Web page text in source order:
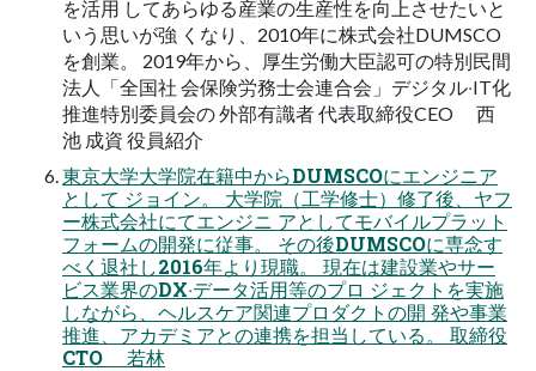
を活⽤ してあらゆる産業の⽣産性を向上させたいと
いう思いが強 くなり、2010年に株式会社DUMSCO
を創業。 2019年から、厚⽣労働⼤⾂認可の特別⺠間
法⼈「全国社 会保険労務⼠会連合会」デジタル‧IT化
推進特別委員会の 外部有識者 代表取締役CEO ⻄
池 成資 役員紹介
東京⼤学⼤学院在籍中からDUMSCOにエンジニア
として ジョイン。 ⼤学院（⼯学修⼠）修了後、ヤフ
ー株式会社にてエンジニ アとしてモバイルプラット
フォームの開発に従事。 その後DUMSCOに専念す
べく退社し2016年より現職。 現在は建設業やサー
ビス業界のDX‧データ活⽤等のプロ ジェクトを実施
しながら、ヘルスケア関連プロダクトの開 発や事業
推進、アカデミアとの連携を担当している。 取締役
CTO 若林